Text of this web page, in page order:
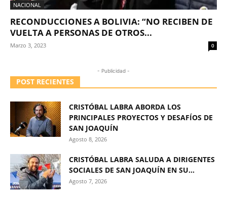
NACIONAL
RECONDUCCIONES A BOLIVIA: “NO RECIBEN DE
VUELTA A PERSONAS DE OTROS...
Marzo 3, 2023 0
- Publicidad -
POST RECIENTES
CRISTÓBAL LABRA ABORDA LOS
PRINCIPALES PROYECTOS Y DESAFÍOS DE
SAN JOAQUÍN
Agosto 8, 2026
CRISTÓBAL LABRA SALUDA A DIRIGENTES
SOCIALES DE SAN JOAQUÍN EN SU...
Agosto 7, 2026